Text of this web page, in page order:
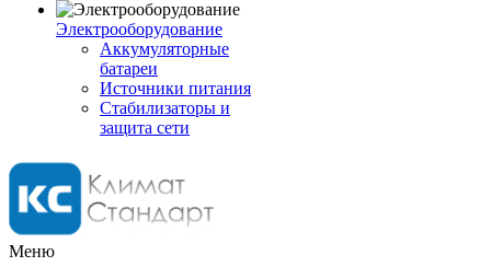
Электрооборудование
Аккумуляторные
батареи
Источники питания
Стабилизаторы и
защита сети
Меню